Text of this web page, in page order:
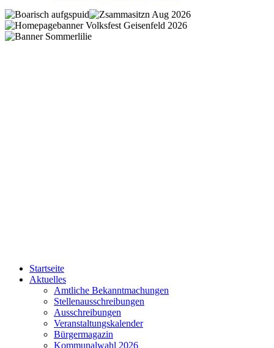
Startseite
Aktuelles
Amtliche Bekanntmachungen
Stellenausschreibungen
Ausschreibungen
Veranstaltungskalender
Bürgermagazin
Kommunalwahl 2026